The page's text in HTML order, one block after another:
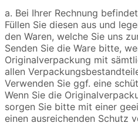
a. Bei Ihrer Rechnung
Füllen Sie diesen aus und
den Waren, welche Sie uns
Senden Sie die Ware bitte,
Originalverpackung mit
allen
Verwenden Sie ggf. eine
Wenn Sie die
sorgen Sie bitte mit einer
einen ausreichenden Schutz